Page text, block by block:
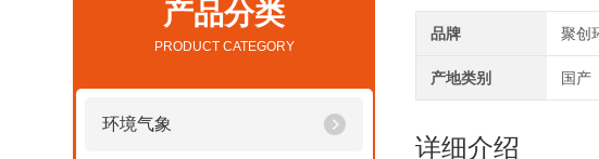
产品分类
PRODUCT CATEGORY
环境气象
品牌 聚创
产地类别 国产
详细介绍